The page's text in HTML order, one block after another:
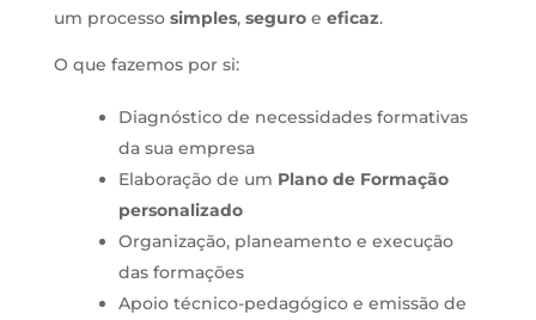
um processo simples, seguroe eficaz.
O que fazemos por si:
Diagnóstico de necessidades formativas
da sua empresa
Elaboração de um Plano de Formação
personalizado
Organização, planeamento e execução
das formações
Apoio técnico-pedagógico e emissão de